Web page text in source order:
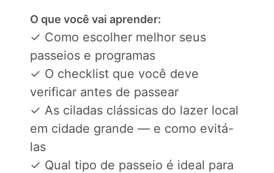
O que você vai aprender:
✓ Como escolher melhor seus
passeios e programas
✓ O checklist que você deve
verificar antes de passear
✓ As ciladas clássicas do lazer local
em cidade grande — e como evitá-
las
✓ Qual tipo de passeio é ideal para